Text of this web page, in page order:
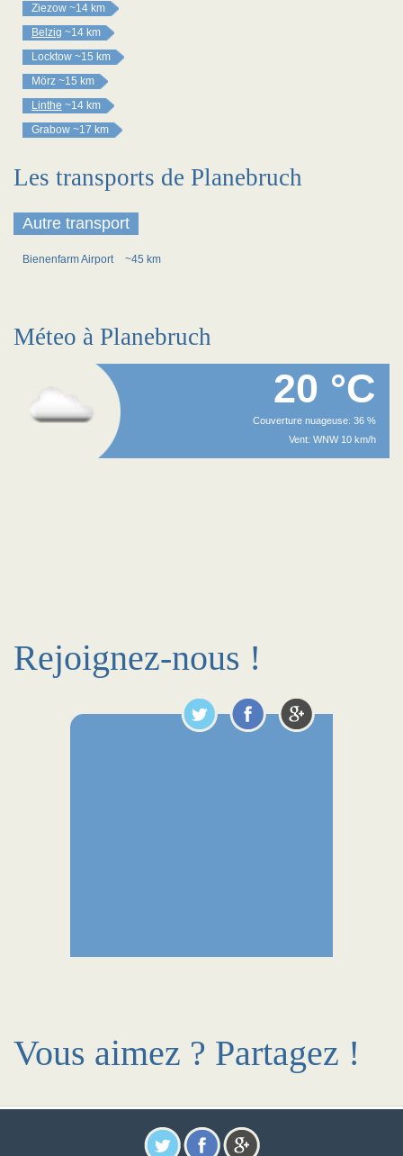
Ziezow ~14 km
Belzig ~14 km
Locktow ~15 km
Mörz ~15 km
Linthe ~14 km
Grabow ~17 km
Les transports de Planebruch
Autre transport
Bienenfarm Airport ~45 km
Méteo à Planebruch
20 °C
Couverture nuageuse: 36 %
Vent: WNW 10 km/h
Rejoignez-nous !
Vous aimez ? Partagez !